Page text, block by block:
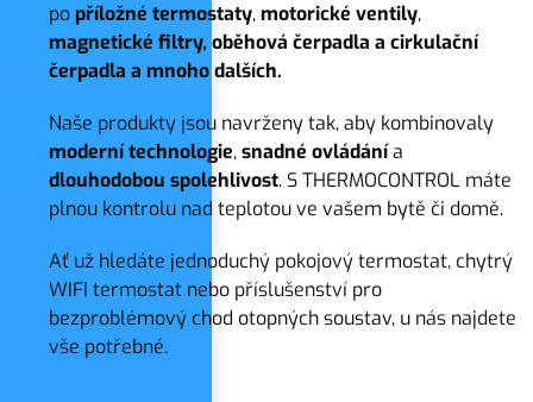
po příložné termostaty, motorické ventily,
magnetické filtry, oběhová čerpadla a cirkulační
čerpadla a mnoho dalších.
Naše produkty jsou navrženy tak, aby kombinovaly
modernítechnologie,snadné ovládánía
dlouhodobou spolehlivost. S THERMOCONTROL máte
plnou kontrolu nad teplotou ve vašem bytě či domě.
Ať už hledáte jednoduchý pokojový termostat, chytrý
WIFI termostat nebo příslušenství pro
bezproblémový chod otopných soustav, u nás najdete
vše potřebné.